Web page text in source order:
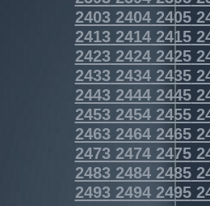
240324042405
241324142415
242324242425
243324342435
244324442445
245324542455
246324642465
247324742475
248324842485
249324942495